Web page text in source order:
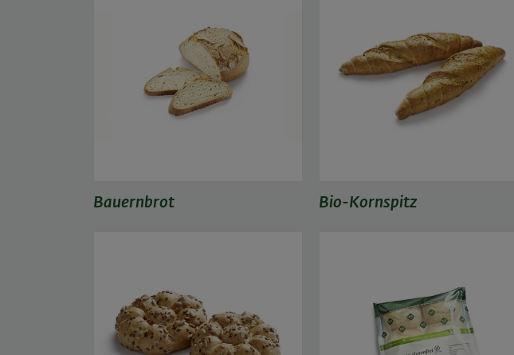
Bauernbrot Bio-Kornspitz